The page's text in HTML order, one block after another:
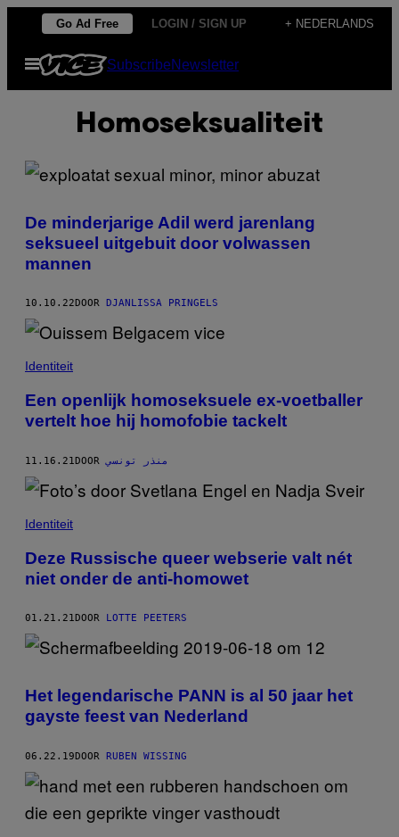
de
Go Ad Free LOGIN / SIGN UP + NEDERLANDS
Open
menu
SubscribeNewsletter
Homoseksualiteit
De minderjarige Adil werd jarenlang
seksueel uitgebuit door volwassen
mannen
10.10.22 DOOR DJANLISSA PRINGELS
Identiteit
Een openlijk homoseksuele ex-voetballer
vertelt hoe hij homofobie tackelt
11.16.21DOORمنذر تونسي
Identiteit
Deze Russische queer webserie valt nét
niet onder de anti-homowet
01.21.21 DOOR LOTTE PEETERS
Het legendarische PANN is al 50 jaar het
gayste feest van Nederland
06.22.19DOOR RUBEN WISSING